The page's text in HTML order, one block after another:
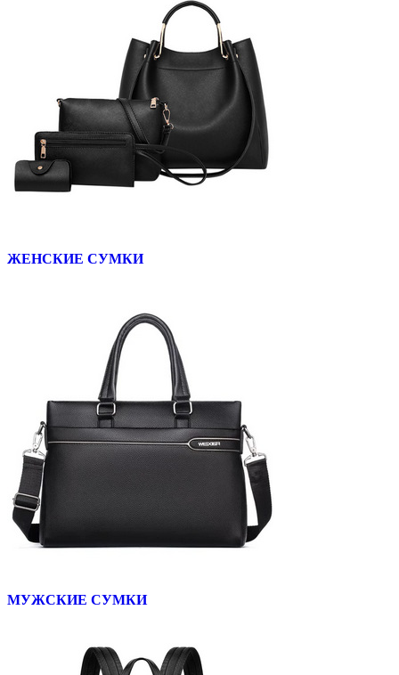
ЖЕНСКИЕ СУМКИ
МУЖСКИЕ СУМКИ